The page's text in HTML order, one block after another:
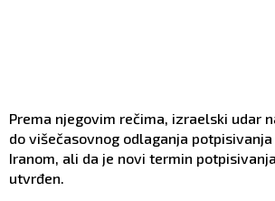
Prema njegovim rečima, izraelski udar
do višečasovnog odlaganja
Iranom, ali da je novi termin
utvrđen.